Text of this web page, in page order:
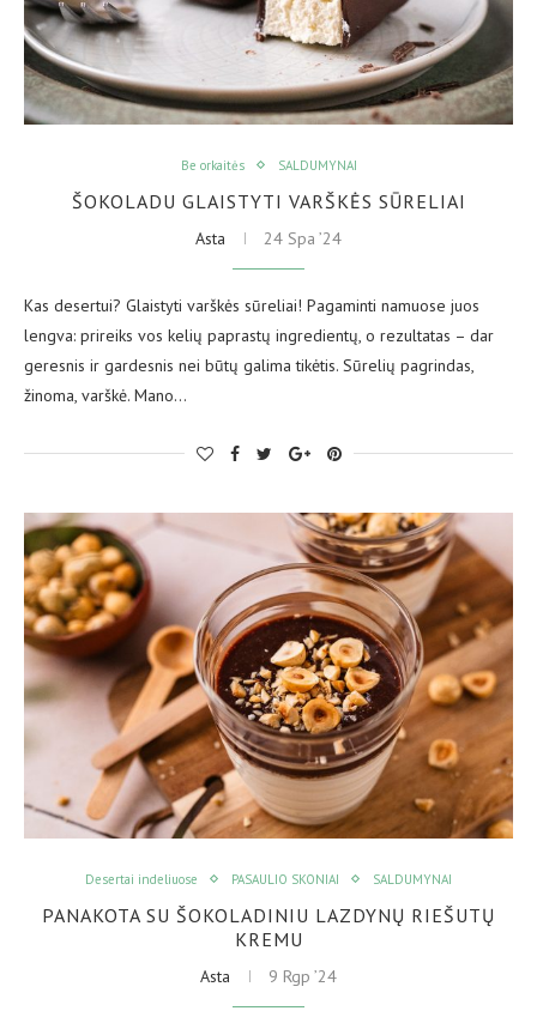
Be orkaitės SALDUMYNAI
ŠOKOLADU GLAISTYTI VARŠKĖS SŪRELIAI
Asta 24 Spa ’24
Kas desertui? Glaistyti varškės sūreliai! Pagaminti namuose juos
lengva: prireiks vos kelių paprastų ingredientų, o rezultatas – dar
geresnis ir gardesnis nei būtų galima tikėtis. Sūrelių pagrindas,
žinoma, varškė. Mano…
Desertai indeliuose PASAULIO SKONIAI SALDUMYNAI
PANAKOTA SU ŠOKOLADINIU LAZDYNŲ RIEŠUTŲ
KREMU
Asta 9 Rgp ’24